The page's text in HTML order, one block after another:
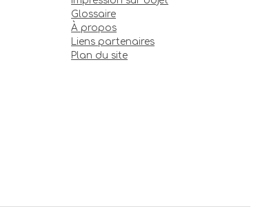
Glossaire
À propos
Liens partenaires
Plan du site